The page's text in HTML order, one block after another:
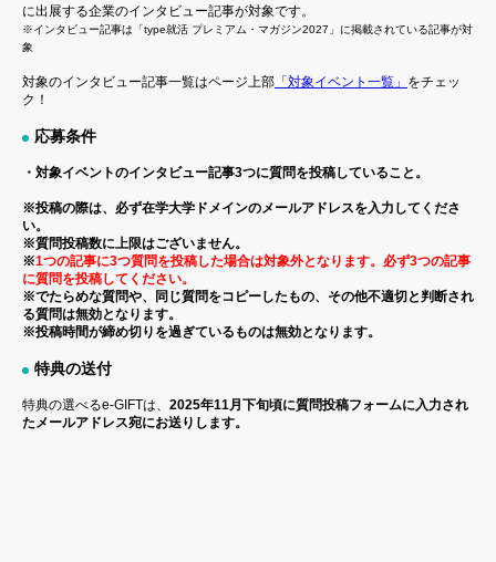
に出展する企業のインタビュー記事が対象です。
※インタビュー記事は「type就活 プレミアム・マガジン2027」に掲載されている記事が対
象
対象のインタビュー記事一覧はページ上部 「対象イベント一覧」 をチェッ
ク！
応募条件
・対象イベントのインタビュー記事3つに質問を投稿していること。
※投稿の際は、必ず在学大学ドメインのメールアドレスを入力してくださ
い。
※質問投稿数に上限はございません。
※1つの記事に3つ質問を投稿した場合は対象外となります。必ず3つの記事
に質問を投稿してください。
※でたらめな質問や、同じ質問をコピーしたもの、その他不適切と判断され
る質問は無効となります。
※投稿時間が締め切りを過ぎているものは無効となります。
特典の送付
特典の選べるe-GIFTは、 2025年11月下旬頃に質問投稿フォームに入力され
たメールアドレス宛にお送りします。